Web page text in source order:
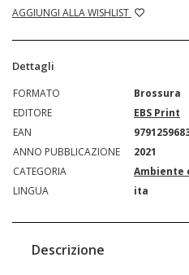
AGGIUNGI ALLA WISHLIST
Dettagli
FORMATO
Brossura
EDITORE
EBS Print
EAN
ANNO PUBBLICAZIONE
2021
CATEGORIA
Ambiente
LINGUA
ita
Descrizione